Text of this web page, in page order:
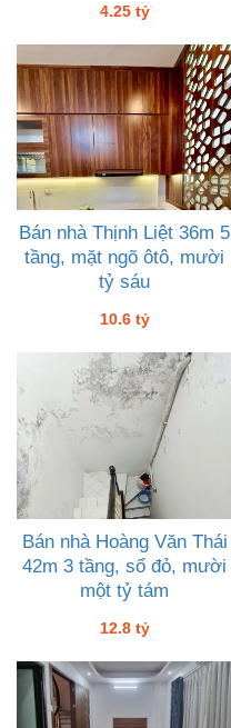
4.25 tỷ
Bán nhà Thịnh Liệt 36m 5
tầng, mặt ngõ ôtô, mười
tỷ sáu
10.6 tỷ
Bán nhà Hoàng Văn Thái
42m 3 tầng, sổ đỏ, mười
một tỷ tám
12.8 tỷ